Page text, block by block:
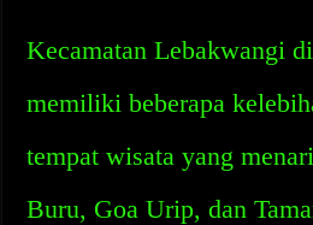
Kecamatan Lebakwangi
memiliki beberapa
tempat wisata yang
Buru, Goa Urip, dan